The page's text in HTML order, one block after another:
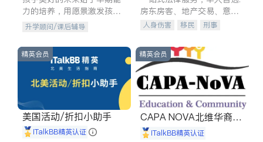
力的培养，用愿景激发孩子
的学习潜力和动力。理念：
拥有成长型心态是成功的基
石。
升学顾问/课后辅导
房东房客、地产交易、意外
伤害、车祸重伤、商业诉
建筑合同、刑事案件全包办
人身伤害 移民
刑事
信托/遗嘱
商业
索赔
律师-其它 保释
精英会员
美国活动/折扣小助手
iTalkBB精英认证
精英会员
CAPA NOVA北维华裔家
长会iTalkBB精英认证